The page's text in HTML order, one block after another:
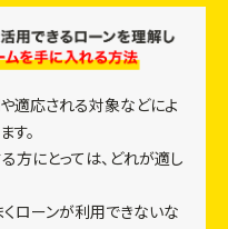
適応される対象などによ
す。
方にとっては、どれが適し
ローンが利用できないな